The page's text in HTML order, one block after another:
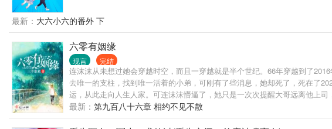
耳。 “什么？那太阳能变成电，是傻子研究出来的？” “什么？傻子会用海水
人。 厉害了，他给自己捡了个大佬媳妇啊！
最新： 大六小六的番外 下
六零有姻缘
现言 完结
连沫沫从未想过她会穿越时空，而且一穿越就是半个世纪。66年穿越到了
去唯一的支柱，找到唯一活着的小弟，可刚有了些消息，她却死了，死在了
运，从此走向人生人家。可连沫沫懵逼了，她只是一次次提醒大哥远离他上
最新： 第九百八十六章 相约不见不散